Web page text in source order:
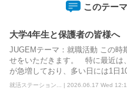
このテー
大学4年生と保護者の皆様へ
JUGEMテーマ：就職活動 この時
せをいただきます。 特に最近は
が急増しており、多い日には1日
就活ステーション... | 2026.06.17 Wed